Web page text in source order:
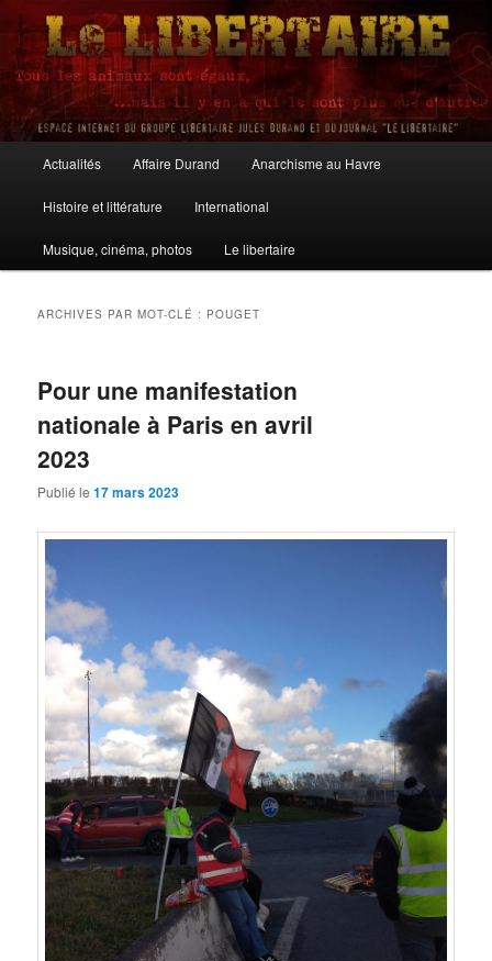
Aller
contenu
principal
Aller
contenu
secondaire
Le Libertaire
principal
Actualités Affaire Durand Anarchisme au Havre
Histoire et littérature International
Musique, cinéma, photos Le libertaire
ARCHIVES PAR MOT-CLÉ : POUGET
Pour une manifestation
nationale à Paris en avril
2023
Publié le17 mars 2023